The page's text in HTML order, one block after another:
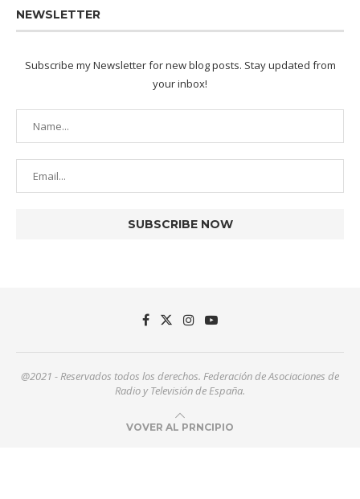
NEWSLETTER
Subscribe my Newsletter for new blog posts. Stay updated from
your inbox!
@2021 - Reservados todos los derechos. Federación de Asociaciones de
Radio y Televisión de España.
VOVER AL PRNCIPIO